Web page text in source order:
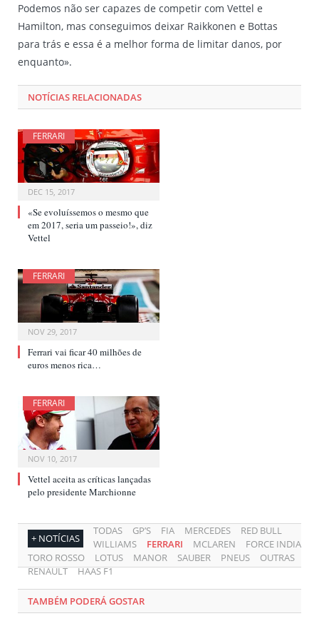
Podemos não ser capazes de competir com Vettel e
Hamilton, mas conseguimos deixar Raikkonen e Bottas
para trás e essa é a melhor forma de limitar danos, por
enquanto».
NOTÍCIAS RELACIONADAS
FERRARI
DEC 15, 2017
«Se evoluíssemos o mesmo que
em 2017, seria um passeio!», diz
Vettel
FERRARI
NOV 29, 2017
Ferrari vai ficar 40 milhões de
euros menos rica…
FERRARI
NOV 10, 2017
Vettel aceita as críticas lançadas
pelo presidente Marchionne
+ NOTÍCIAS
TODAS GP’S FIA MERCEDES
RED BULL
WILLIAMS
FERRARI MCLAREN
FORCE INDIA
TORO ROSSO
LOTUS MANOR SAUBER PNEUS
OUTRAS
RENAULT
HAAS F1
TAMBÉM PODERÁ GOSTAR